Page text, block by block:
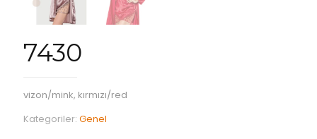
7430
vizon/mink, kırmızı/red
Kategoriler: Genel